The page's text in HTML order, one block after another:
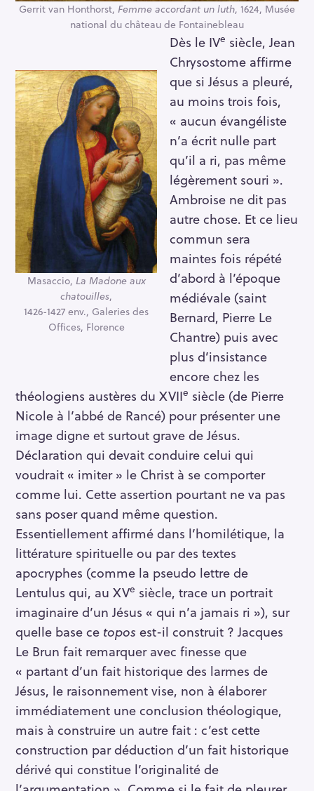
Gerrit van Honthorst, Femme accordant un luth, 1624, Musée
national du château de Fontainebleau
Masaccio, La Madone aux
chatouilles,
1426-1427 env., Galeries des
Offices, Florence
Dès le IVe siècle, Jean
Chrysostome affirme
que si Jésus a pleuré,
au moins trois fois,
« aucun évangéliste
n’a écrit nulle part
qu’il a ri, pas même
légèrement souri ».
Ambroise ne dit pas
autre chose. Et ce lieu
commun sera
maintes fois répété
d’abord à l’époque
médiévale (saint
Bernard, Pierre Le
Chantre) puis avec
plus d’insistance
encore chez les
théologiens austères du XVIIe siècle (de Pierre
Nicole à l’abbé de Rancé) pour présenter une
image digne et surtout grave de Jésus.
Déclaration qui devait conduire celui qui
voudrait « imiter » le Christ à se comporter
comme lui. Cette assertion pourtant ne va pas
sans poser quand même question.
Essentiellement affirmé dans l’homilétique, la
littérature spirituelle ou par des textes
apocryphes (comme la pseudo lettre de
Lentulus qui, au XVe siècle, trace un portrait
imaginaire d’un Jésus « qui n’a jamais ri »), sur
quelle base ce topos est-il construit ? Jacques
Le Brun fait remarquer avec finesse que
« partant d’un fait historique des larmes de
Jésus, le raisonnement vise, non à élaborer
immédiatement une conclusion théologique,
mais à construire un autre fait : c’est cette
construction par déduction d’un fait historique
dérivé qui constitue l’originalité de